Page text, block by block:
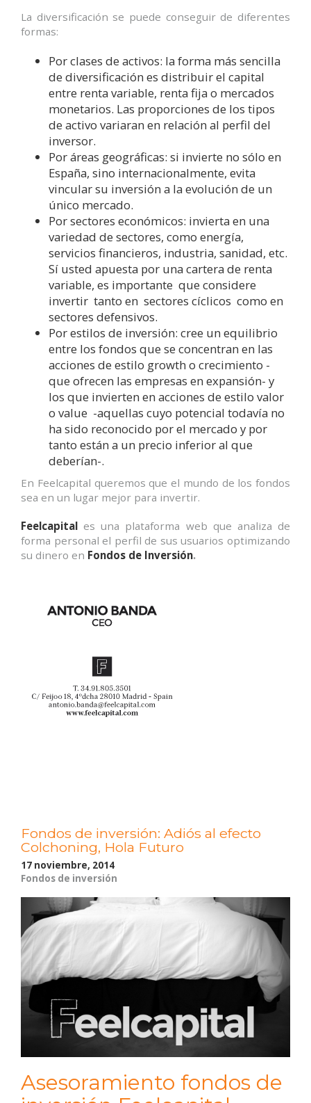
La diversificación se puede conseguir de diferentes
formas:
Por clases de activos: la forma más sencilla
de diversificación es distribuir el capital
entre renta variable, renta fija o mercados
monetarios. Las proporciones de los tipos
de activo variaran en relación al perfil del
inversor.
Por áreas geográficas: si invierte no sólo en
España, sino internacionalmente, evita
vincular su inversión a la evolución de un
único mercado.
Por sectores económicos: invierta en una
variedad de sectores, como energía,
servicios financieros, industria, sanidad, etc.
Sí usted apuesta por una cartera de renta
variable, es importante que considere
invertir tanto en sectores cíclicos como en
sectores defensivos.
Por estilos de inversión: cree un equilibrio
entre los fondos que se concentran en las
acciones de estilo growth o crecimiento -
que ofrecen las empresas en expansión- y
los que invierten en acciones de estilo valor
o value -aquellas cuyo potencial todavía no
ha sido reconocido por el mercado y por
tanto están a un precio inferior al que
deberían-.
En Feelcapital queremos que el mundo de los fondos
sea en un lugar mejor para invertir.
Feelcapital es una plataforma web que analiza de
forma personal el perfil de sus usuarios optimizando
su dinero en Fondos de Inversión.
Fondos de inversión: Adiós al efecto
Colchoning, Hola Futuro
17 noviembre, 2014
Fondos de inversión
Asesoramiento fondos de